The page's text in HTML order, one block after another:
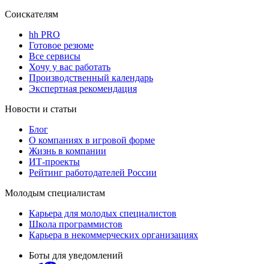
Соискателям
hh PRO
Готовое резюме
Все сервисы
Хочу у вас работать
Производственный календарь
Экспертная рекомендация
Новости и статьи
Блог
О компаниях в игровой форме
Жизнь в компании
ИТ-проекты
Рейтинг работодателей России
Молодым специалистам
Карьера для молодых специалистов
Школа программистов
Карьера в некоммерческих организациях
Боты для уведомлений